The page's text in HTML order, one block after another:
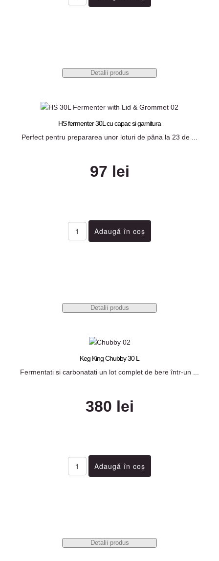
Detalii produs
HS fermenter 30L cu capac si garnitura
Perfect pentru prepararea unor loturi de pâna la 23 de ...
97 lei
Detalii produs
Keg King Chubby 30 L
Fermentati si carbonatati un lot complet de bere într-un ...
380 lei
Detalii produs